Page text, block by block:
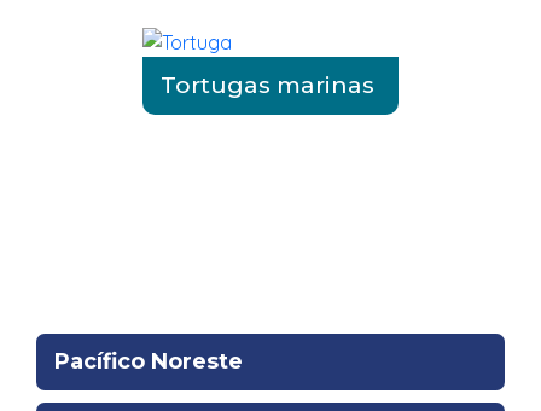
Tortugas marinas
Pacífico Noreste